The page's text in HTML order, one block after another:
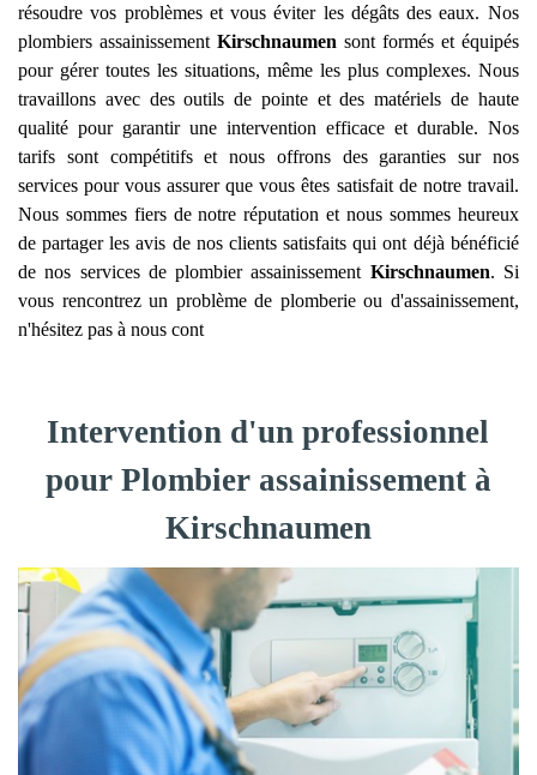
résoudre vos problèmes et vous éviter les dégâts des eaux. Nos
plombiers assainissement Kirschnaumen sont formés et équipés
pour gérer toutes les situations, même les plus complexes. Nous
travaillons avec des outils de pointe et des matériels de haute
qualité pour garantir une intervention efficace et durable. Nos
tarifs sont compétitifs et nous offrons des garanties sur nos
services pour vous assurer que vous êtes satisfait de notre travail.
Nous sommes fiers de notre réputation et nous sommes heureux
de partager les avis de nos clients satisfaits qui ont déjà bénéficié
de nos services de plombier assainissement Kirschnaumen. Si
vous rencontrez un problème de plomberie ou d'assainissement,
n'hésitez pas à nous cont
Intervention d'un professionnel
pour Plombier assainissement à
Kirschnaumen